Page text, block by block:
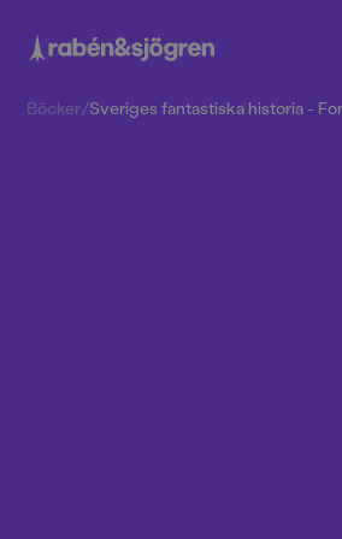
Böcker/Sveriges fantastiska historia -